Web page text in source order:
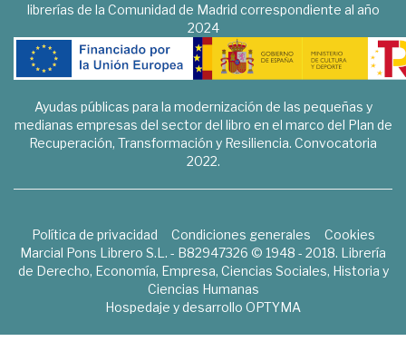
librerías de la Comunidad de Madrid correspondiente al año
2024
Ayudas públicas para la modernización de las pequeñas y
medianas empresas del sector del libro en el marco del Plan de
Recuperación, Transformación y Resiliencia. Convocatoria
2022.
Política de privacidad Condiciones generales
Cookies
Marcial Pons Librero S.L. - B82947326 © 1948 - 2018. Librería
de Derecho, Economía, Empresa, Ciencias Sociales, Historia y
Ciencias Humanas
Hospedaje y desarrollo OPTYMA